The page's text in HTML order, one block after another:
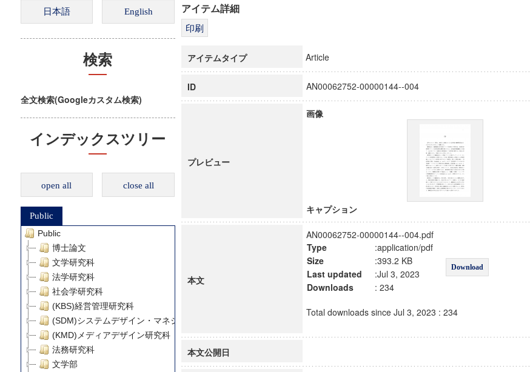
検索
全文検索(Googleカスタム検索)
インデックスツリー
open all close all
Public
Public
博士論文
文学研究科
法学研究科
社会学研究科
(KBS)経営管理研究科
(SDM)システムデザイン・マネジメント研究科
(KMD)メディアデザイン研究科
法務研究科
文学部
アイテム詳細
アイテムタイプ Article
ID AN00062752-00000144--004
プレビュー
画像
キャプション
本文
AN00062752-00000144--004.pdf
Type
:application/pdf
Download
Size
:393.2 KB
Last updated
:Jul 3, 2023
Downloads
: 234
Total downloads since Jul 3, 2023 : 234
本文公開日